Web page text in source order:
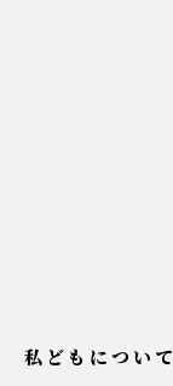
私どもについて